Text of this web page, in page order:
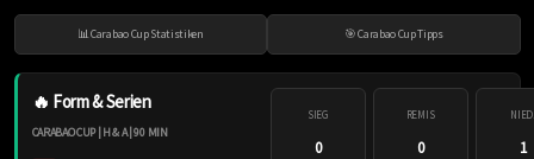
📊 Carabao Cup Statistiken 🎯 Carabao Cup Tipps
🔥 Form & Serien
CARABAO CUP | H & A | 90 MIN
SIEG
0
REMIS
0
NIED.
1